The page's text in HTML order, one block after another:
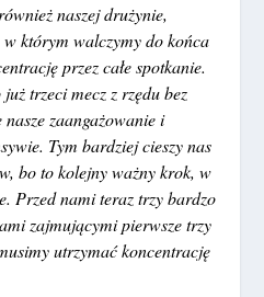
naszej drużynie,
którym walczymy do końca
przez całe spotkanie.
trzeci mecz z rzędu bez
zaangażowanie i
Tym bardziej cieszy nas
bo to kolejny ważny krok, w
Przed nami teraz trzy bardzo
zajmującymi pierwsze trzy
utrzymać koncentrację